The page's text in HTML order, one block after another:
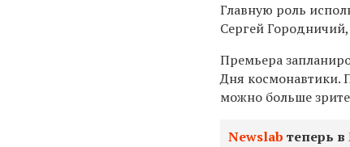
Главную роль
Сергей
Премьера
Дня космонавтики.
можно больше
Newslab теперь в